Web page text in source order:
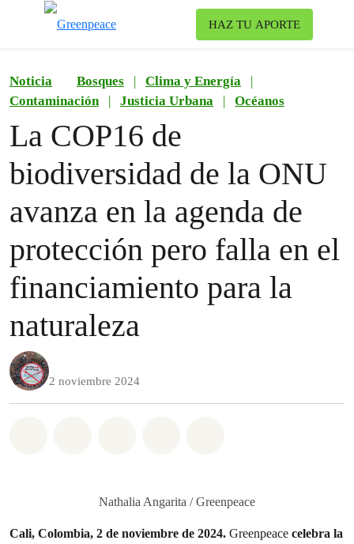
HAZ TU APORTE
Noticia Bosques | Clima y Energía
|
Contaminación
| Justicia Urbana | Océanos
La COP16 de
biodiversidad de la ONU
avanza en la agenda de
protección pero falla en el
financiamiento para la
naturaleza
2 noviembre 2024
Nathalia Angarita / Greenpeace
Cali, Colombia, 2 de noviembre de 2024. Greenpeace celebra la